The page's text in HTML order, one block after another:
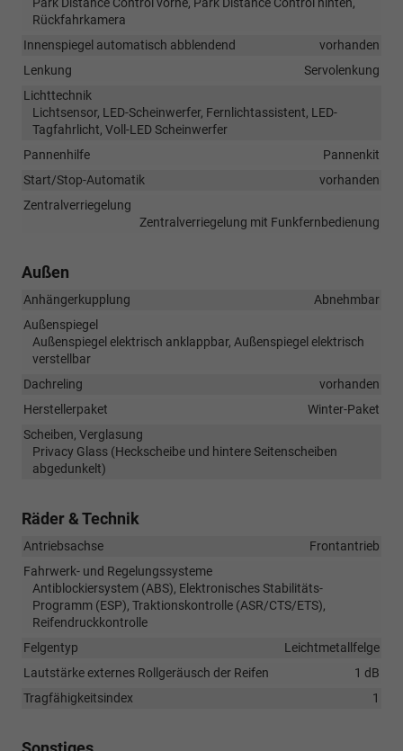
Rückfahrkamera
Innenspiegel automatisch abblendend
vorhanden
Lenkung
Servolenkung
Lichttechnik
Lichtsensor, LED-Scheinwerfer, Fernlichtassistent, LED-
Tagfahrlicht, Voll-LED Scheinwerfer
Pannenhilfe
Pannenkit
Start/Stop-Automatik
vorhanden
Zentralverriegelung
Zentralverriegelung mit Funkfernbedienung
Außen
Anhängerkupplung
Abnehmbar
Außenspiegel
Außenspiegel elektrisch anklappbar, Außenspiegel elektrisch
verstellbar
Dachreling
vorhanden
Herstellerpaket
Winter-Paket
Scheiben, Verglasung
Privacy Glass (Heckscheibe und hintere Seitenscheiben
abgedunkelt)
Räder & Technik
Antriebsachse
Frontantrieb
Fahrwerk- und Regelungssysteme
Antiblockiersystem (ABS), Elektronisches Stabilitäts-
Programm (ESP), Traktionskontrolle (ASR/CTS/ETS),
Reifendruckkontrolle
Felgentyp
Leichtmetallfelge
Lautstärke externes Rollgeräusch der Reifen
1 dB
Tragfähigkeitsindex
1